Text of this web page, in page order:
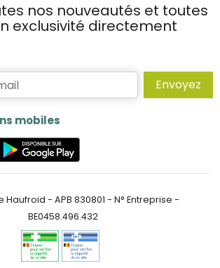
nos nouveautés et toutes
exclusivité directement
Envoyez
mobiles
Haufroid - APB 830801 - N° Entreprise -
BE0458.496.432